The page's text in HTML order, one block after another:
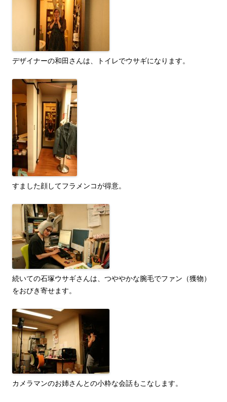
デザイナーの和田さんは、トイレでウサギになります。
すました顔してフラメンコが得意。
続いての石塚ウサギさんは、つややかな腕毛でファン（獲物）
をおびき寄せます。
カメラマンのお姉さんとの小粋な会話もこなします。